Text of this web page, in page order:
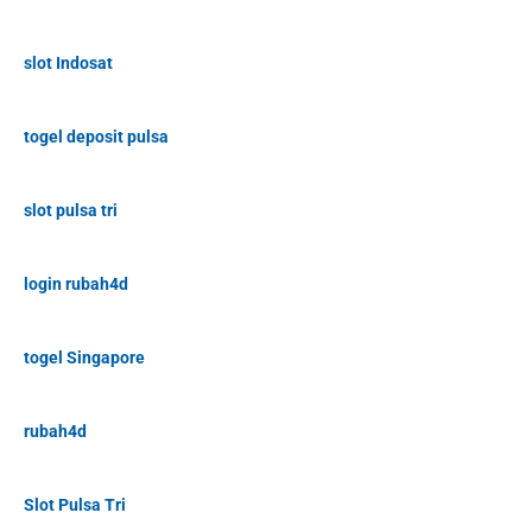
slot Indosat
togel deposit pulsa
slot pulsa tri
login rubah4d
togel Singapore
rubah4d
Slot Pulsa Tri